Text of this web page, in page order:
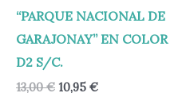
“PARQUE NACIONAL DE
GARAJONAY” EN COLOR
D2 S/C.
13,00€ 10,95 €